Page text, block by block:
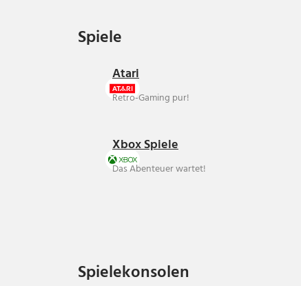
Spiele
Atari
Retro-Gaming pur!
Xbox Spiele
Das Abenteuer wartet!
Spielekonsolen